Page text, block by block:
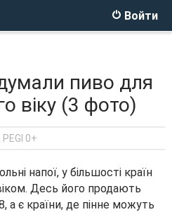
Войти
пиво для
віку (3 фото)
PEGI 0+
напої, у більшості країн
Десь його продають
а є країни, де пінне можуть